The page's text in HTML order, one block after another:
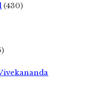
(430)